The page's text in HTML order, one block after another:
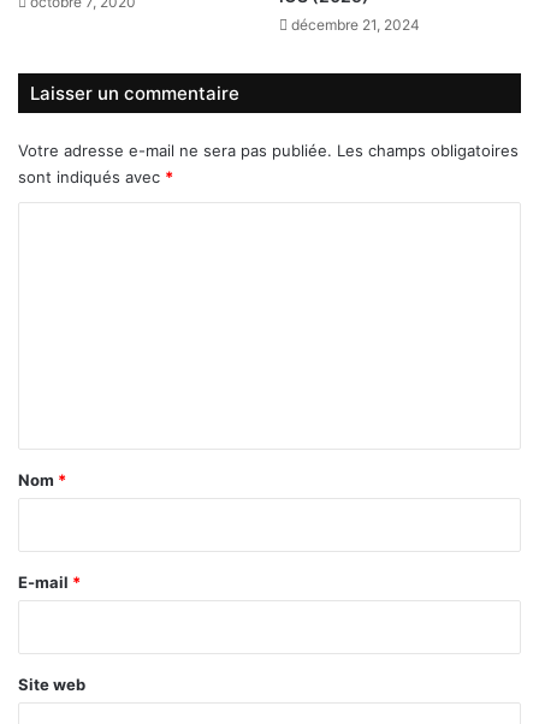
décembre 21, 2024
Laisser un commentaire
Votre adresse e-mail ne sera pas publiée. Les champs obligatoires
sont indiqués avec *
a
e
Nom *
E-mail *
Site web